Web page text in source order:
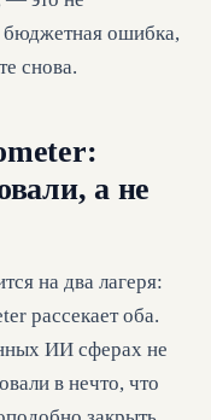
бюджетная ошибка,
снова.
а не
на два лагеря:
рассекает оба.
ИИ сферах не
в нечто, что